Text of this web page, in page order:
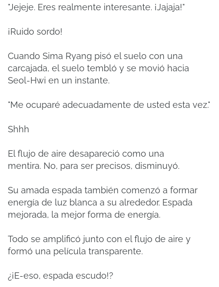
"Jejeje. Eres realmente interesante. ¡Jajaja!"
¡Ruido sordo!
Cuando Sima Ryang pisó el suelo con una
carcajada, el suelo tembló y se movió hacia
Seol-Hwi en un instante.
"Me ocuparé adecuadamente de usted esta vez."
Shhh
El flujo de aire desapareció como una
mentira. No, para ser precisos, disminuyó.
Su amada espada también comenzó a formar
energía de luz blanca a su alrededor. Espada
mejorada, la mejor forma de energía.
Todo se amplificó junto con el flujo de aire y
formó una película transparente.
¿¡E-eso, espada escudo!?